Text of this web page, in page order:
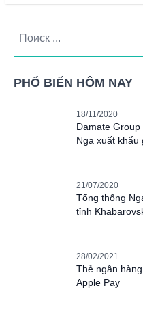
PHỔ BIẾN HÔM NAY
18/11/2020
Damate
Nga xuất khẩu
21/07/2020
Tổng thống
tỉnh
28/02/2021
Thẻ ngân
Apple Pay